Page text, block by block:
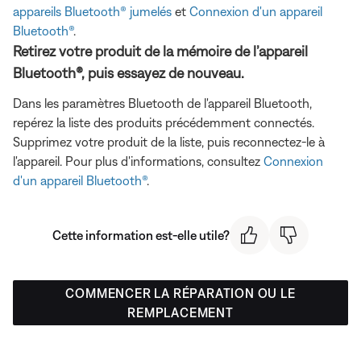
appareils Bluetooth® jumelés et Connexion d'un appareil
Bluetooth®.
Retirez votre produit de la mémoire de l’appareil
Bluetooth®, puis essayez de nouveau.
Dans les paramètres Bluetooth de l'appareil Bluetooth,
repérez la liste des produits précédemment connectés.
Supprimez votre produit de la liste, puis reconnectez-le à
l'appareil. Pour plus d'informations, consultez Connexion
d'un appareil Bluetooth®.
Cette information est-elle utile?
COMMENCER LA RÉPARATION OU LE
REMPLACEMENT